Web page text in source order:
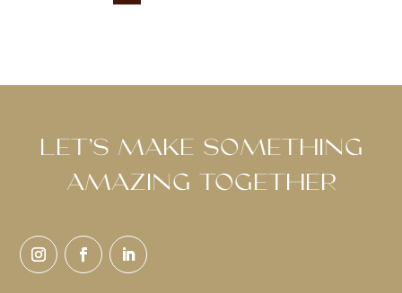
LET’S MAKE SOMETHING
AMAZING TOGETHER